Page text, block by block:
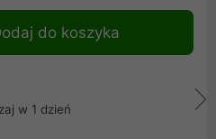
do koszyka
w 1 dzień